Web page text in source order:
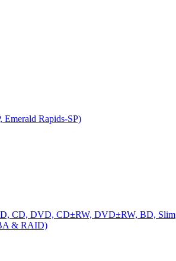
Emerald Rapids-SP)
CD, DVD, CD±RW, DVD±RW, BD, Slim
& RAID)